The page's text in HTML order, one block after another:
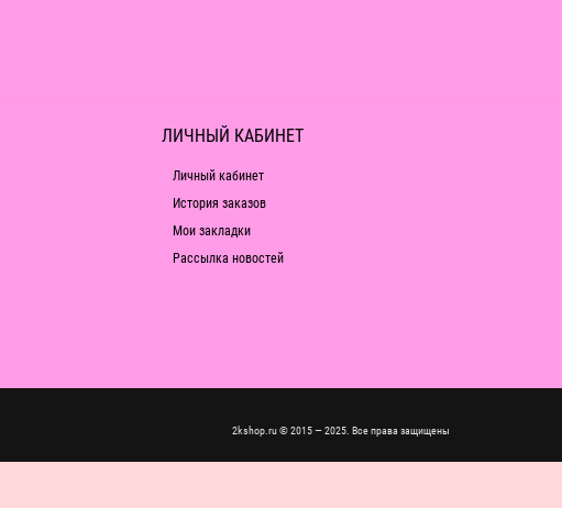
ЛИЧНЫЙ КАБИНЕТ
Личный кабинет
История заказов
Мои закладки
Рассылка новостей
2kshop.ru © 2015 — 2025. Все права защищены